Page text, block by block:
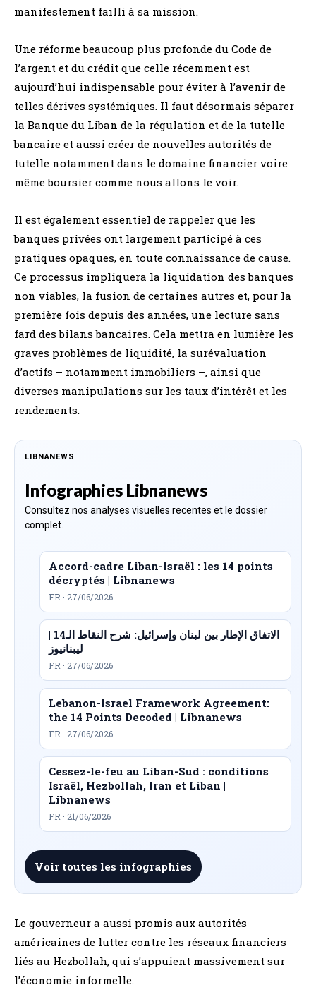
manifestement failli à sa mission.
Une réforme beaucoup plus profonde du Code de
l’argent et du crédit que celle récemment est
aujourd’hui indispensable pour éviter à l’avenir de
telles dérives systémiques. Il faut désormais séparer
la Banque du Liban de la régulation et de la tutelle
bancaire et aussi créer de nouvelles autorités de
tutelle notamment dans le domaine financier voire
même boursier comme nous allons le voir.
Il est également essentiel de rappeler que les
banques privées ont largement participé à ces
pratiques opaques, en toute connaissance de cause.
Ce processus impliquera la liquidation des banques
non viables, la fusion de certaines autres et, pour la
première fois depuis des années, une lecture sans
fard des bilans bancaires. Cela mettra en lumière les
graves problèmes de liquidité, la surévaluation
d’actifs – notamment immobiliers –, ainsi que
diverses manipulations sur les taux d’intérêt et les
rendements.
LIBNANEWS
Infographies Libnanews
Consultez nos analyses visuelles recentes et le dossier
complet.
Accord-cadre Liban-Israël : les 14 points
décryptés | Libnanews
FR · 27/06/2026
الاتفاق الإطار بين لبنان وإسرائيل: شرح النقاط الـ14 |
ليبنانيوز
FR · 27/06/2026
Lebanon-Israel Framework Agreement:
the 14 Points Decoded | Libnanews
FR · 27/06/2026
Cessez-le-feu au Liban-Sud : conditions
Israël, Hezbollah, Iran et Liban |
Libnanews
FR · 21/06/2026
Voir toutes les infographies
Le gouverneur a aussi promis aux autorités
américaines de lutter contre les réseaux financiers
liés au Hezbollah, qui s’appuient massivement sur
l’économie informelle.